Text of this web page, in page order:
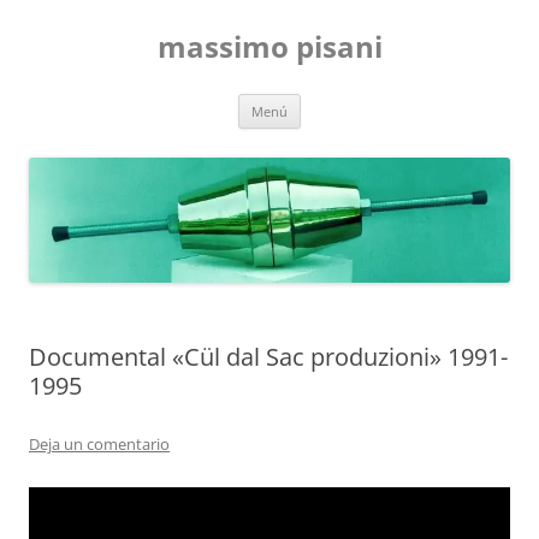
massimo pisani
Menú
Documental «Cül dal Sac produzioni» 1991-
1995
Deja un comentario